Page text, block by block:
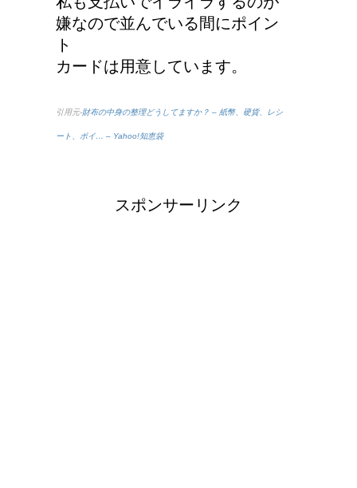
嫌なので並んでいる間にポイン
ト
カードは用意しています。
引用元-財布の中身の整理どうしてますか？ – 紙幣、硬貨、レシ
ート、ポイ… – Yahoo!知恵袋
スポンサーリンク